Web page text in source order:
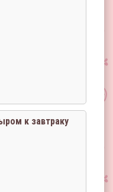
к завтраку